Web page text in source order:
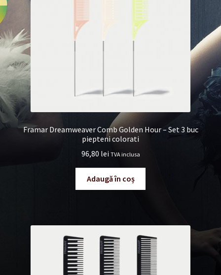
Framar Dreamweaver Comb Golden Hour – Set 3 buc
piepteni colorati
96,80 lei TVA inclusa
Adaugă în coș